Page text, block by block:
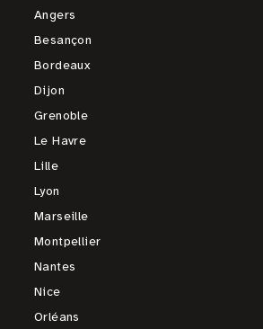
Angers
Besançon
Bordeaux
Dijon
Grenoble
Le Havre
Lille
Lyon
Marseille
Montpellier
Nantes
Nice
Orléans